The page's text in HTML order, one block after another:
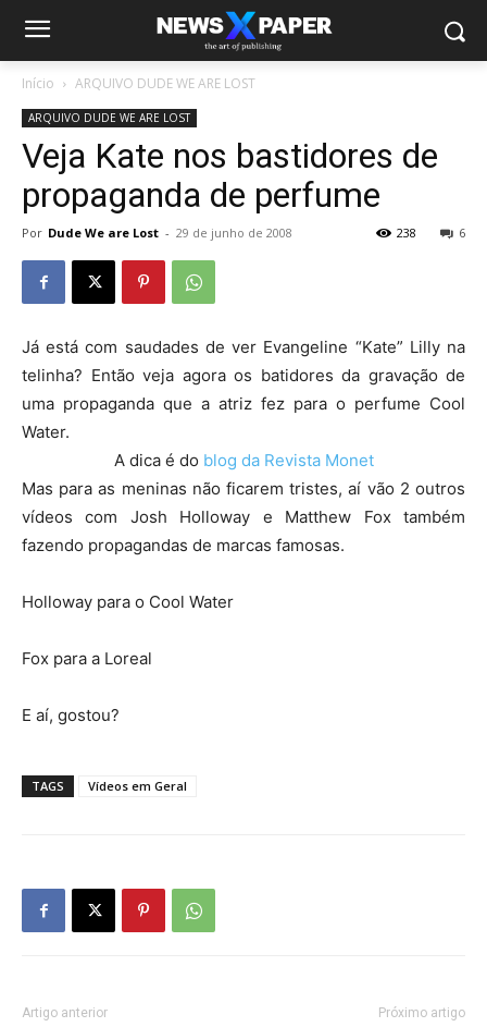
Início ARQUIVO DUDE WE ARE LOST
ARQUIVO DUDE WE ARE LOST
Veja Kate nos bastidores de
propaganda de perfume
Por Dude We are Lost - 29 de junho de 2008 6
238
Já está com saudades de ver Evangeline “Kate” Lilly na
telinha? Então veja agora os batidores da gravação de
uma propaganda que a atriz fez para o perfume Cool
Water.
A dica é do blog da Revista Monet
Mas para as meninas não ficarem tristes, aí vão 2 outros
vídeos com Josh Holloway e Matthew Fox também
fazendo propagandas de marcas famosas.
Holloway para o Cool Water
Fox para a Loreal
E aí, gostou?
TAGS Vídeos em Geral
Artigo anterior Próximo artigo